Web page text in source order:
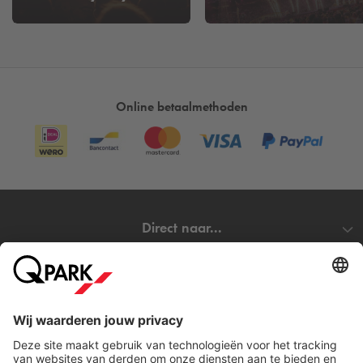
Ziggo Dome
concertgebouw waarin goede akoestiek gecombineerd wordt
met gezellige eetgelegenheden. Volgens de oprichters gaat
een avondje Ziggo Dome niet alleen om de muziek, maar
avond vol verrassingen te wachten. In totaal kan de Ziggo
Dome 17.000 bezoekers ontvangen. Dit zijn aardig wat
mensen, hierdoor kunnen de parkeerplekken rondom de
Ziggo Dome snel vol raken waardoor niet iedereen even
makkelijk zijn auto kwijt kan. Dit gebeurt nog sneller wanneer
er ook evenementen zijn in
AFAS live of de
Johan Cruijff
Arena. Probeer daarom problemen te voorkomen door van
Online betaalmethoden
Direct naar...
Download